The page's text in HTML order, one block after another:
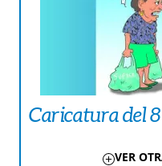
Caricatura del
VER